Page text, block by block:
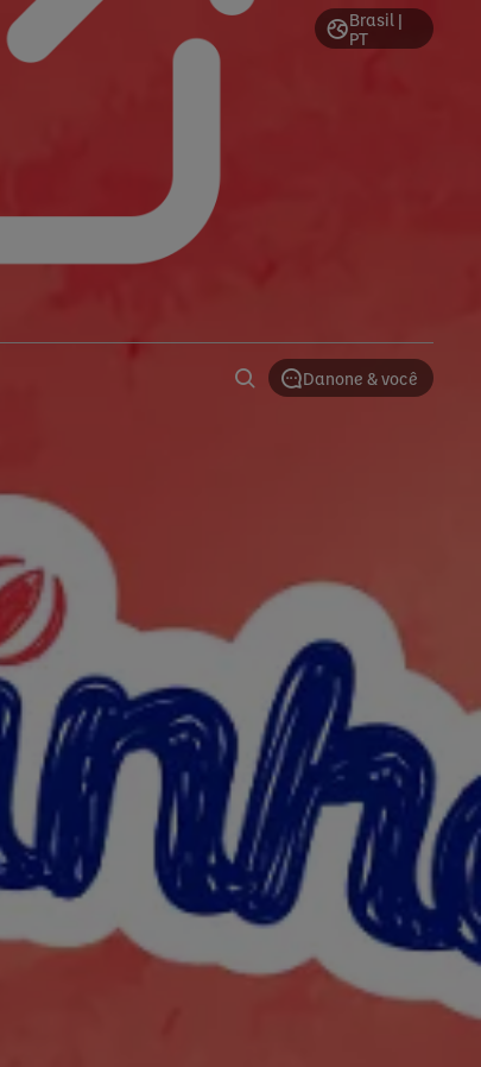
Brasil |
PT
Danone & você